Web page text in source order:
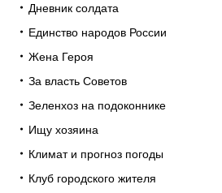
Дневник солдата
Единство народов России
Жена Героя
За власть Советов
Зеленхоз на подоконнике
Ищу хозяина
Климат и прогноз погоды
Клуб городского жителя